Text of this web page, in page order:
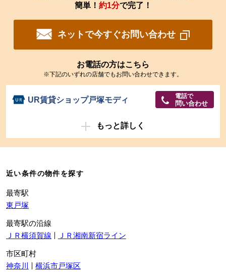
簡単！ 約1分で完了！
ネットで今すぐお問い合わせ
お電話の方はこちら
※下記のいずれの店舗でもお問い合わせできます。
UR賃貸ショップ戸塚モディ 電話で
問い合わせ
もっと詳しく
近い条件の物件を探す
最寄駅
東戸塚
最寄駅の沿線
ＪＲ横須賀線
ＪＲ湘南新宿ライン
市区町村
神奈川
横浜市戸塚区